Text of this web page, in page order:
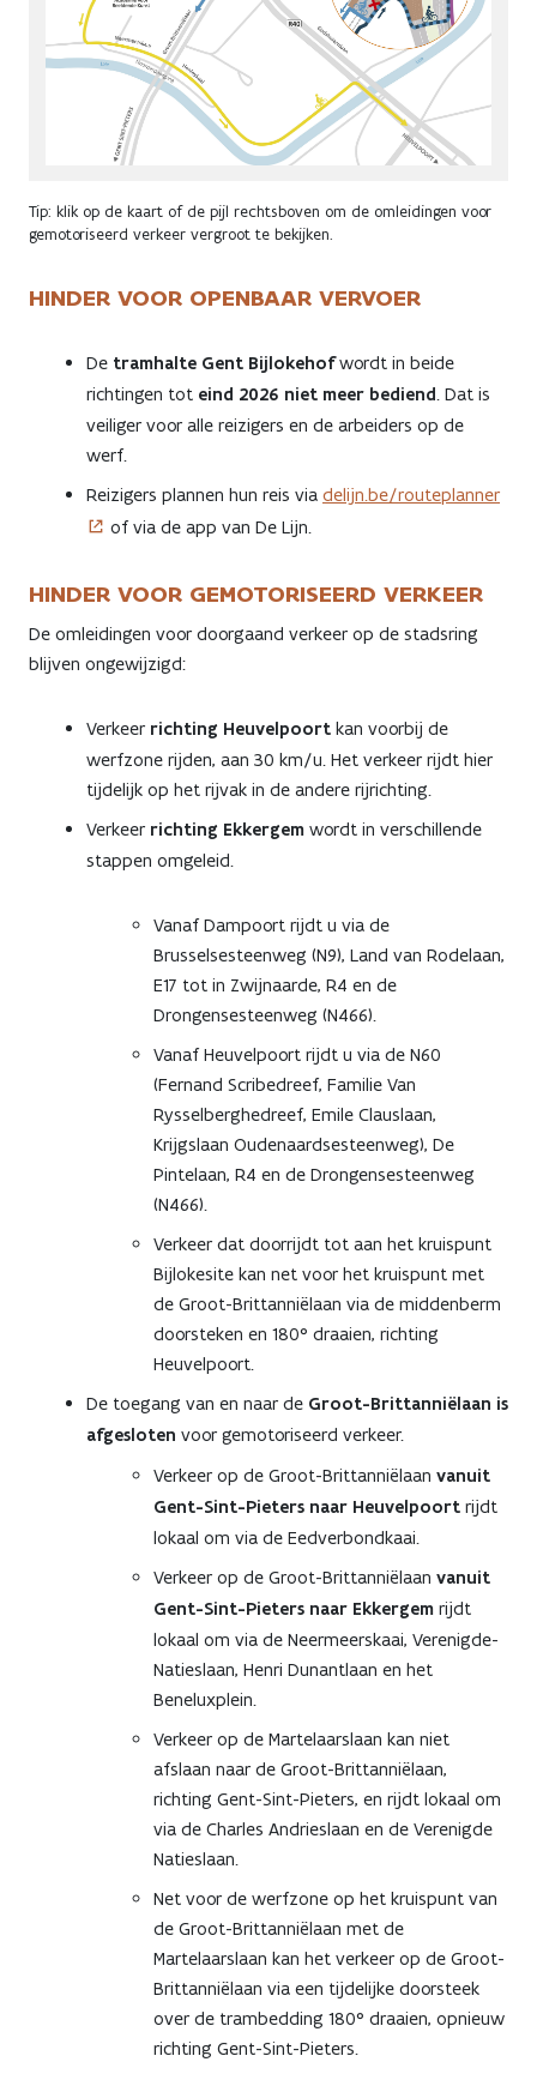
Tip: klik op de kaart of de pijl rechtsboven om de omleidingen voor
gemotoriseerd verkeer vergroot te bekijken.
HINDER VOOR OPENBAAR VERVOER
De tramhalte Gent Bijlokehofwordt in beide
richtingen tot eind 2026 niet meer bediend. Dat is
veiliger voor alle reizigers en de arbeiders op de
werf.
Reizigers plannen hun reis via delijn.be/routeplanner
of via de app van De Lijn.
HINDER VOOR GEMOTORISEERD VERKEER
De omleidingen voor doorgaand verkeer op de stadsring
blijven ongewijzigd:
Verkeer richting Heuvelpoort kan voorbij de
werfzone rijden, aan 30 km/u. Het verkeer rijdt hier
tijdelijk op het rijvak in de andere rijrichting.
Verkeer richting Ekkergem wordt in verschillende
stappen omgeleid.
Vanaf Dampoort rijdt u via de
Brusselsesteenweg (N9), Land van Rodelaan,
E17 tot in Zwijnaarde, R4 en de
Drongensesteenweg (N466).
Vanaf Heuvelpoort rijdt u via de N60
(Fernand Scribedreef, Familie Van
Rysselberghedreef, Emile Clauslaan,
Krijgslaan Oudenaardsesteenweg), De
Pintelaan, R4 en de Drongensesteenweg
(N466).
Verkeer dat doorrijdt tot aan het kruispunt
Bijlokesite kan net voor het kruispunt met
de Groot-Brittanniëlaan via de middenberm
doorsteken en 180° draaien, richting
Heuvelpoort.
De toegang van en naar de Groot-Brittanniëlaan is
afgesloten voor gemotoriseerd verkeer.
Verkeer op de Groot-Brittanniëlaan vanuit
Gent-Sint-Pieters naar Heuvelpoort rijdt
lokaal om via de Eedverbondkaai.
Verkeer op de Groot-Brittanniëlaan vanuit
Gent-Sint-Pieters naar Ekkergem rijdt
lokaal om via de Neermeerskaai, Verenigde-
Natieslaan, Henri Dunantlaan en het
Beneluxplein.
Verkeer op de Martelaarslaan kan niet
afslaan naar de Groot-Brittanniëlaan,
richting Gent-Sint-Pieters, en rijdt lokaal om
via de Charles Andrieslaan en de Verenigde
Natieslaan.
Net voor de werfzone op het kruispunt van
de Groot-Brittanniëlaan met de
Martelaarslaan kan het verkeer op de Groot-
Brittanniëlaan via een tijdelijke doorsteek
over de trambedding 180° draaien, opnieuw
richting Gent-Sint-Pieters.